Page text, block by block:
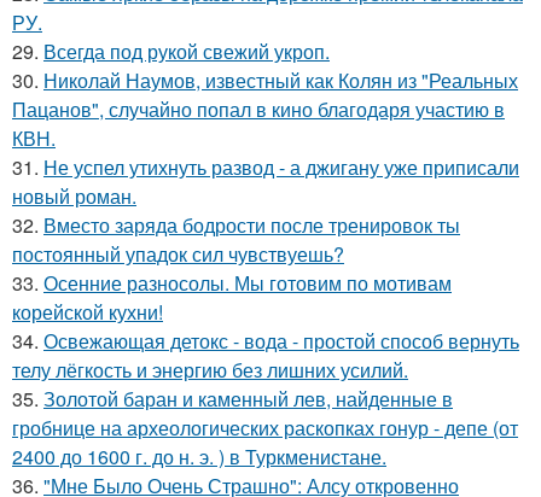
РУ.
29. Всегда под рукой свежий укроп.
30. Николай Наумов, известный как Колян из "Реальных
Пацанов", случайно попал в кино благодаря участию в
КВН.
31. Не успел утихнуть развод - а джигану уже приписали
новый роман.
32. Вместо заряда бодрости после тренировок ты
постоянный упадок сил чувствуешь?
33. Осенние разносолы. Мы готовим по мотивам
корейской кухни!
34. Освежающая детокс - вода - простой способ вернуть
телу лёгкость и энергию без лишних усилий.
35. Золотой баран и каменный лев, найденные в
гробнице на археологических раскопках гонур - депе (от
2400 до 1600 г. до н. э. ) в Туркменистане.
36. "Мне Было Очень Страшно": Алсу откровенно